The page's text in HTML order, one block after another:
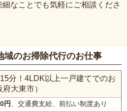
なことでも気軽にご相談くださ
域のお掃除代行のお仕事
分！4LDK以上一戸建てでのお
大東市）
円、交通費支給、前払い制度あり